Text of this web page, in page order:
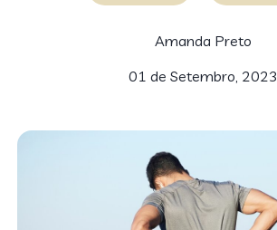
Amanda Preto
01 de Setembro, 2023